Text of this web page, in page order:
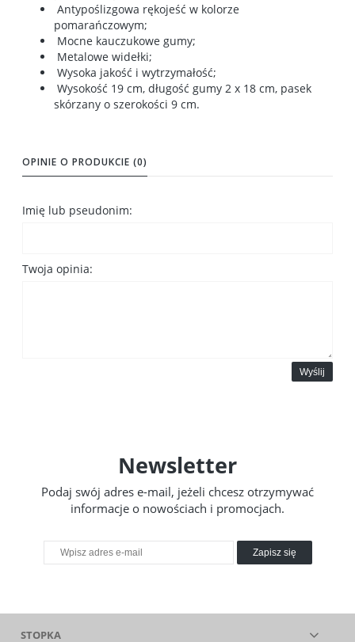
Antypoślizgowa rękojeść w kolorze
pomarańczowym;
Mocne kauczukowe gumy;
Metalowe widełki;
Wysoka jakość i wytrzymałość;
Wysokość 19 cm, długość gumy 2 x 18 cm, pasek
skórzany o szerokości 9 cm.
OPINIE O PRODUKCIE (0)
Imię lub pseudonim:
Twoja opinia:
Wyślij
Newsletter
Podaj swój adres e-mail, jeżeli chcesz otrzymywać
informacje o nowościach i promocjach.
Zapisz się
STOPKA